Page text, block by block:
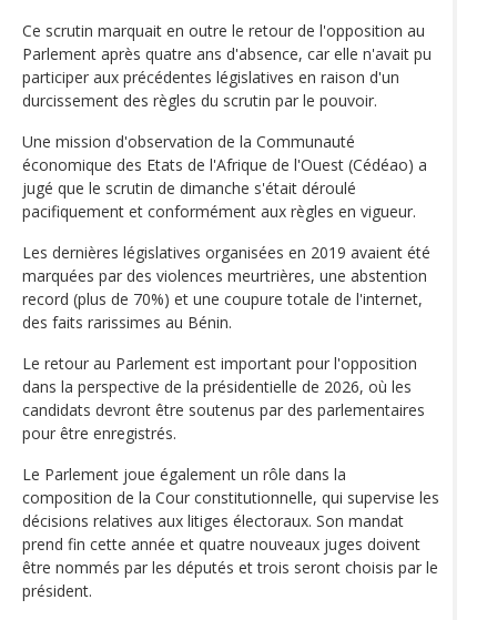
Ce scrutin marquait en outre le retour de l'opposition au
Parlement après quatre ans d'absence, car elle n'avait pu
participer aux précédentes législatives en raison d'un
durcissement des règles du scrutin par le pouvoir.
Une mission d'observation de la Communauté
économique des Etats de l'Afrique de l'Ouest (Cédéao) a
jugé que le scrutin de dimanche s'était déroulé
pacifiquement et conformément aux règles en vigueur.
Les dernières législatives organisées en 2019 avaient été
marquées par des violences meurtrières, une abstention
record (plus de 70%) et une coupure totale de l'internet,
des faits rarissimes au Bénin.
Le retour au Parlement est important pour l'opposition
dans la perspective de la présidentielle de 2026, où les
candidats devront être soutenus par des parlementaires
pour être enregistrés.
Le Parlement joue également un rôle dans la
composition de la Cour constitutionnelle, qui supervise les
décisions relatives aux litiges électoraux. Son mandat
prend fin cette année et quatre nouveaux juges doivent
être nommés par les députés et trois seront choisis par le
président.